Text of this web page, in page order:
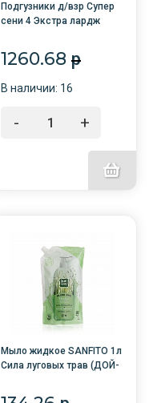
Подгузники д/взр Супер
сени 4 Экстра лардж
АКЦИЯ!
1260.68 p
В наличии: 16
- +
Мыло жидкое SANFITO 1л
Сила луговых трав (ДОЙ-